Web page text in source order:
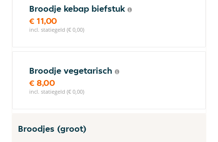
Broodje kebap biefstuk
€ 11,00
incl. statiegeld (€ 0,00)
Broodje vegetarisch
€ 8,00
incl. statiegeld (€ 0,00)
Broodjes (groot)